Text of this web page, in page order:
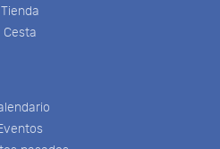
Tienda
Cesta